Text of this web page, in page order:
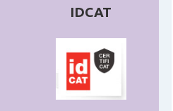
IDCAT